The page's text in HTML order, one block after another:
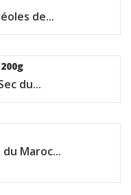
de...
du...
Maroc...